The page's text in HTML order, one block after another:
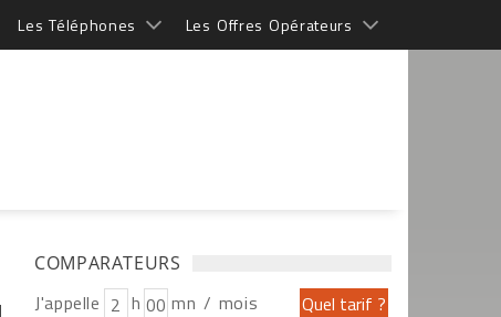
Les Téléphones Les Offres Opérateurs
COMPARATEURS
J'appelle h
mn / mois